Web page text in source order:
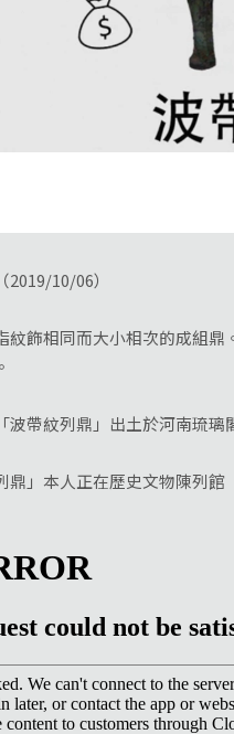
10/06）
紋飾相同而大小相次的成組
帶紋列鼎」出土於河南琉璃
」本人正在歷史文物陳列館